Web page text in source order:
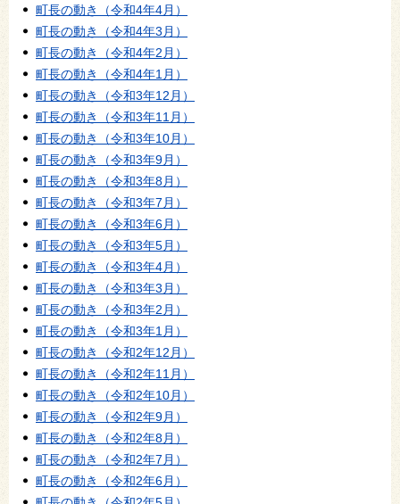
町長の動き（令和4年4月）
町長の動き（令和4年3月）
町長の動き（令和4年2月）
町長の動き（令和4年1月）
町長の動き（令和3年12月）
町長の動き（令和3年11月）
町長の動き（令和3年10月）
町長の動き（令和3年9月）
町長の動き（令和3年8月）
町長の動き（令和3年7月）
町長の動き（令和3年6月）
町長の動き（令和3年5月）
町長の動き（令和3年4月）
町長の動き（令和3年3月）
町長の動き（令和3年2月）
町長の動き（令和3年1月）
町長の動き（令和2年12月）
町長の動き（令和2年11月）
町長の動き（令和2年10月）
町長の動き（令和2年9月）
町長の動き（令和2年8月）
町長の動き（令和2年7月）
町長の動き（令和2年6月）